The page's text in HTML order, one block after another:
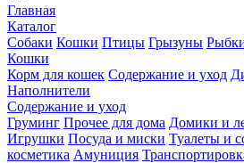
Главная
Каталог
Собаки Кошки Птицы Грызуны
Кошки
Корм для кошек Содержание и уход
Наполнители
Содержание и уход
Груминг Прочее для дома Домики и
Игрушки Посуда и миски Туалеты и
косметика Амуниция